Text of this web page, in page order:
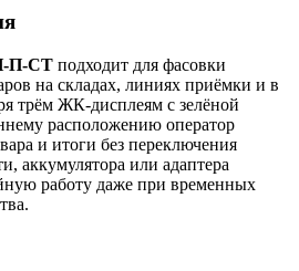
П-СТ подходит для фасовки
на складах, линиях приёмки и в
трём ЖК-дисплеям с зелёной
расположению оператор
и итоги без переключения
аккумулятора или адаптера
работу даже при временных